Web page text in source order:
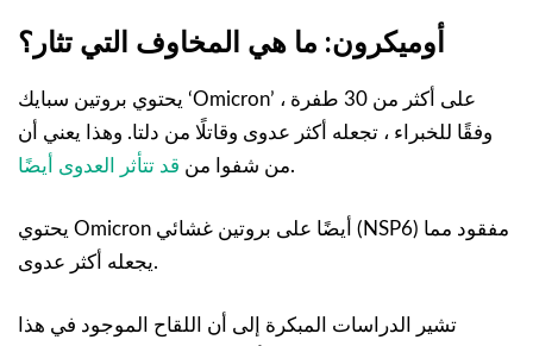
أوميكرون: ما هي المخاوف التي تثار؟
يحتوي بروتين سبايك ‘Omicron’ على أكثر من 30 طفرة ،
وفقًا للخبراء ، تجعله أكثر عدوى وقاتلًا من دلتا. وهذا يعني أن
من شفوا من قد تتأثر العدوى أيضًا .
يحتوي Omicron أيضًا على بروتين غشائي (NSP6) مفقود مما
يجعله أكثر عدوى.
تشير الدراسات المبكرة إلى أن اللقاح الموجود في هذا